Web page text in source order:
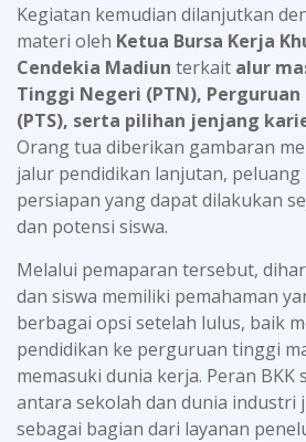
Kegiatan kemudian dilanjutkan
materi oleh Ketua Bursa Kerja
Cendekia Madiun terkait alur
Tinggi Negeri (PTN),
(PTS), serta pilihan jenjang
Orang tua diberikan gambaran
jalur pendidikan lanjutan,
persiapan yang dapat dilakukan
dan potensi siswa.
Melalui pemaparan tersebut,
dan siswa memiliki pemahaman
berbagai opsi setelah lulus, baik
pendidikan ke perguruan tinggi
memasuki dunia kerja. Peran
antara sekolah dan dunia industri
sebagai bagian dari layanan